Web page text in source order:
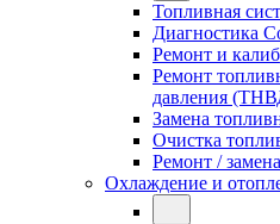
Топливная
Диагностика
Ремонт и
Ремонт
давления
Замена
Очистка
Ремонт /
Охлаждение и